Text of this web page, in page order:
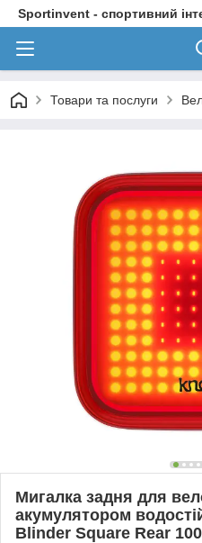
Sportinvent - спортивний
Товари та послуги
Мигалка задня для
акумулятором
Blinder Square Rear